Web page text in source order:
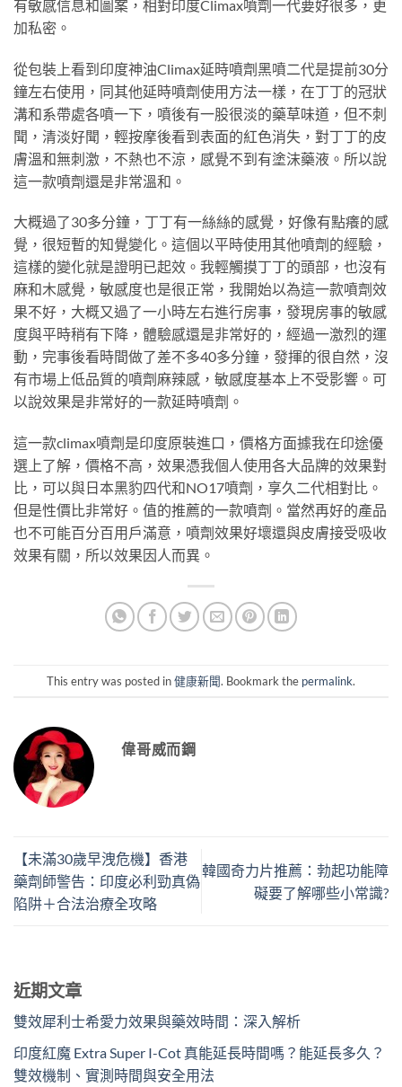
有敏感信息和圖案，相對印度Climax噴劑一代要好很多，更
加私密。
從包裝上看到印度神油Climax延時噴劑黑噴二代是提前30分
鐘左右使用，同其他延時噴劑使用方法一樣，在丁丁的冠狀
溝和系帶處各噴一下，噴後有一股很淡的藥草味道，但不刺
聞，清淡好聞，輕按摩後看到表面的紅色消失，對丁丁的皮
膚溫和無刺激，不熱也不涼，感覺不到有塗沫藥液。所以說
這一款噴劑還是非常溫和。
大概過了30多分鐘，丁丁有一絲絲的感覺，好像有點癢的感
覺，很短暫的知覺變化。這個以平時使用其他噴劑的經驗，
這樣的變化就是證明已起效。我輕觸摸丁丁的頭部，也沒有
麻和木感覺，敏感度也是很正常，我開始以為這一款噴劑效
果不好，大概又過了一小時左右進行房事，發現房事的敏感
度與平時稍有下降，體驗感還是非常好的，經過一激烈的運
動，完事後看時間做了差不多40多分鐘，發揮的很自然，沒
有市場上低品質的噴劑麻辣感，敏感度基本上不受影響。可
以說效果是非常好的一款延時噴劑。
這一款climax噴劑是印度原裝進口，價格方面據我在印途優
選上了解，價格不高，效果憑我個人使用各大品牌的效果對
比，可以與日本黑豹四代和NO17噴劑，享久二代相對比。
但是性價比非常好。值的推薦的一款噴劑。當然再好的產品
也不可能百分百用戶滿意，噴劑效果好壞還與皮膚接受吸收
效果有關，所以效果因人而異。
This entry was posted in健康新聞. Bookmark the permalink.
偉哥威而鋼
【未滿30歲早洩危機】香港
藥劑師警告：印度必利勁真偽
陷阱＋合法治療全攻略
韓國奇力片推薦：勃起功能障
礙要了解哪些小常識?
近期文章
雙效犀利士希愛力效果與藥效時間：深入解析
印度紅魔 Extra Super I-Cot 真能延長時間嗎？能延長多久？
雙效機制、實測時間與安全用法